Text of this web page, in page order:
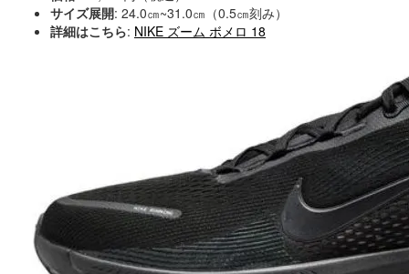
サイズ展開: 24.0㎝~31.0㎝（0.5㎝刻み）
詳細はこちら: NIKE ズーム ボメロ 18